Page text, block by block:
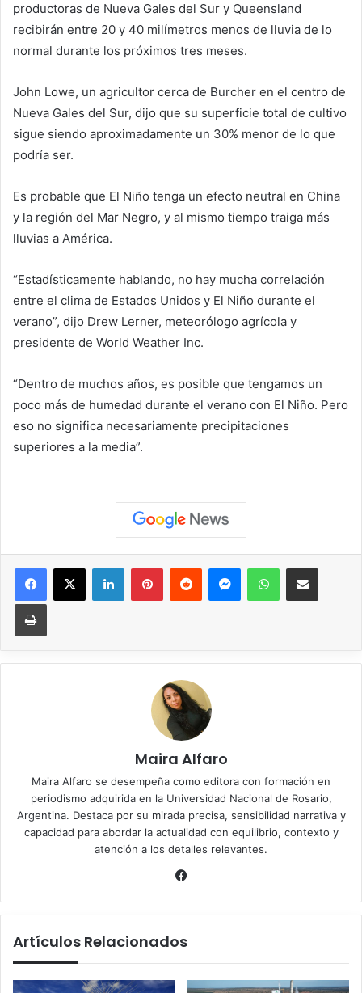
productoras de Nueva Gales del Sur y Queensland
recibirán entre 20 y 40 milímetros menos de lluvia de lo
normal durante los próximos tres meses.
John Lowe, un agricultor cerca de Burcher en el centro de
Nueva Gales del Sur, dijo que su superficie total de cultivo
sigue siendo aproximadamente un 30% menor de lo que
podría ser.
Es probable que El Niño tenga un efecto neutral en China
y la región del Mar Negro, y al mismo tiempo traiga más
lluvias a América.
“Estadísticamente hablando, no hay mucha correlación
entre el clima de Estados Unidos y El Niño durante el
verano”, dijo Drew Lerner, meteorólogo agrícola y
presidente de World Weather Inc.
“Dentro de muchos años, es posible que tengamos un
poco más de humedad durante el verano con El Niño. Pero
eso no significa necesariamente precipitaciones
superiores a la media”.
Facebook
X LinkedInPinterestReddit MessengerWhatsAppCompartir vía correo
Imprimir
Maira Alfaro
Maira Alfaro se desempeña como editora con formación en
periodismo adquirida en la Universidad Nacional de Rosario,
Argentina. Destaca por su mirada precisa, sensibilidad narrativa y
capacidad para abordar la actualidad con equilibrio, contexto y
atención a los detalles relevantes.
Artículos Relacionados